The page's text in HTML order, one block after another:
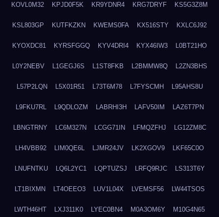
KOVL0M32 KPJD0F5K KR9YDNR4 KRG7DRYF KS5G3Z8M
KSL803GP KUTFKZKN KWEMS0FA KX516STY KXLC6J92
KYOXDC81 KYRSFGGQ KYV4DRI4 KYX46IW3 L0BT21HO
L0Y2NEBV L1GEGJ6S L1ST8FKB L2BMMW8Q L2ZN3BHS
L57P2LQN L5X01R51 L73T6M78 L7FYSCMH L95AHS8U
L9FKU7RL L9QDLOZM LABRHI3H LAFV50IM LAZ6T7PN
LBNGTRNY LC6M327N LCGG71IN LFMQZFHJ LG12ZM8C
LH4VBB92 LIM0QE6L LJMR24JV LK2XGOV9 LKF65C0O
LNUFNTKU LQ6L2YC1 LQPTUZSJ LRFQ9RJC LS313T6Y
LT1BIXMN LT4OEEO3 LUV1L04X LVEMSF56 LW44TSOS
LWTH46HT LXJ311K0 LYEC0BN4 M0A3OM6Y M10G4N65